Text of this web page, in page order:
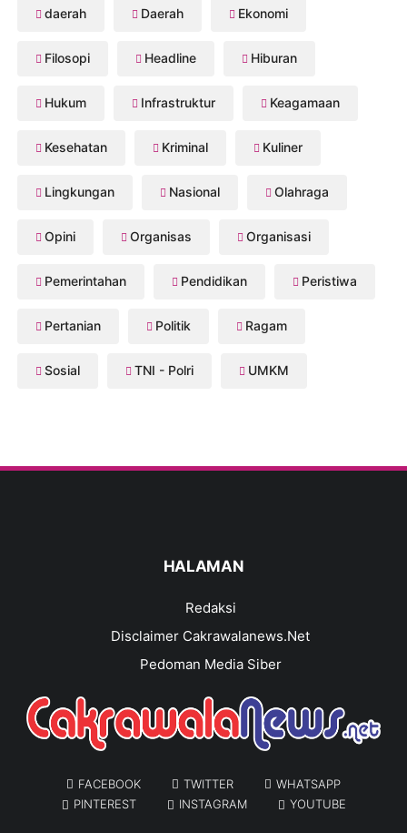
daerah Daerah Ekonomi
Filosopi Headline Hiburan
Hukum Infrastruktur Keagamaan
Kesehatan Kriminal Kuliner
Lingkungan Nasional Olahraga
Opini Organisas Organisasi
Pemerintahan Pendidikan Peristiwa
Pertanian Politik Ragam
Sosial TNI - Polri UMKM
HALAMAN
Redaksi
Disclaimer Cakrawalanews.Net
Pedoman Media Siber
FACEBOOK TWITTER
WHATSAPP
PINTEREST
INSTAGRAM YOUTUBE